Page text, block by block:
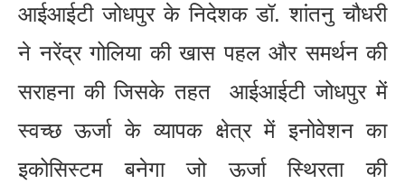
आईआईटी जोधपुर के निदेशक डॉ. शांतनु चौधरी
ने नरेंद्र गोलिया की खास पहल और समर्थन की
सराहना की जिसके तहत आईआईटी जोधपुर में
स्वच्छ ऊर्जा के व्यापक क्षेत्र में इनोवेशन का
इकोसिस्टम बनेगा जो ऊर्जा स्थिरता की